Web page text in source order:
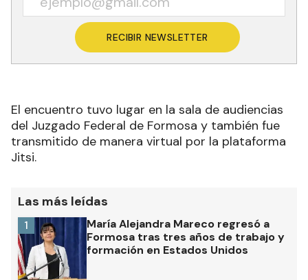
RECIBIR NEWSLETTER
El encuentro tuvo lugar en la sala de audiencias
del Juzgado Federal de Formosa y también fue
transmitido de manera virtual por la plataforma
Jitsi.
Las más leídas
María Alejandra Mareco regresó a
Formosa tras tres años de trabajo y
formación en Estados Unidos
1